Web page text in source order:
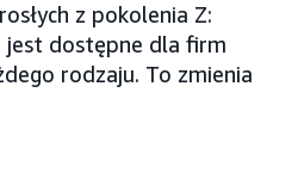
z pokolenia Z:
jest dostępne dla firm
rodzaju. To zmienia